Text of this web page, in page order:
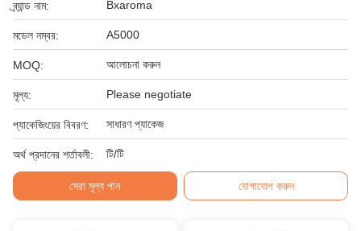
ব্র্যান্ড নাম: Bxaroma
মডেল নম্বর: A5000
MOQ: আলোচনা করুন
মূল্য: Please negotiate
প্যাকেজিংয়ের বিবরণ: সাধারণ প্যাকেজ
অর্থ প্রদানের শর্তাবলী: টি/টি
সেরা মূল্য পান যোগাযোগ করুন